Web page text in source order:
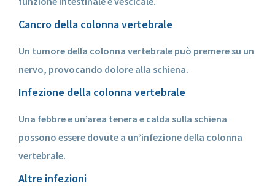
Cancro della colonna vertebrale
Un tumore della colonna vertebrale può premere su un
nervo, provocando dolore alla schiena.
Infezione della colonna vertebrale
Una febbre e un’area tenera e calda sulla schiena
possono essere dovute a un’infezione della colonna
vertebrale.
Altre infezioni